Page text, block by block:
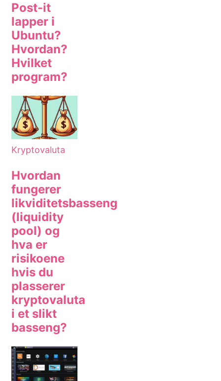
Post-it
lapper i
Ubuntu?
Hvordan?
Hvilket
program?
Kryptovaluta
Hvordan
fungerer
likviditetsbasseng
(liquidity
pool) og
hva er
risikoene
hvis du
plasserer
kryptovaluta
i et slikt
basseng?